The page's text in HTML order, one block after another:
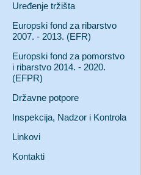
Uređenje tržišta
Europski fond za ribarstvo
2007. - 2013. (EFR)
Europski fond za pomorstvo
i ribarstvo 2014. - 2020.
(EFPR)
Državne potpore
Inspekcija, Nadzor i Kontrola
Linkovi
Kontakti